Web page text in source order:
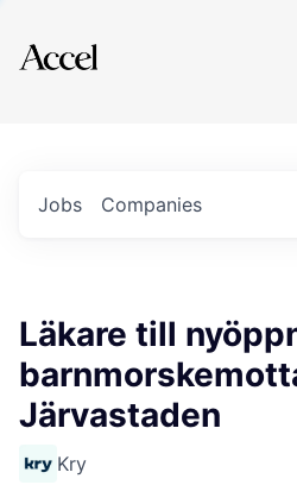
Explore
Jobs Companies
Läkare till
Järvastaden
Kry